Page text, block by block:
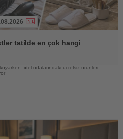
tatilde en çok hangi
otel odalarındaki ücretsiz ürünleri